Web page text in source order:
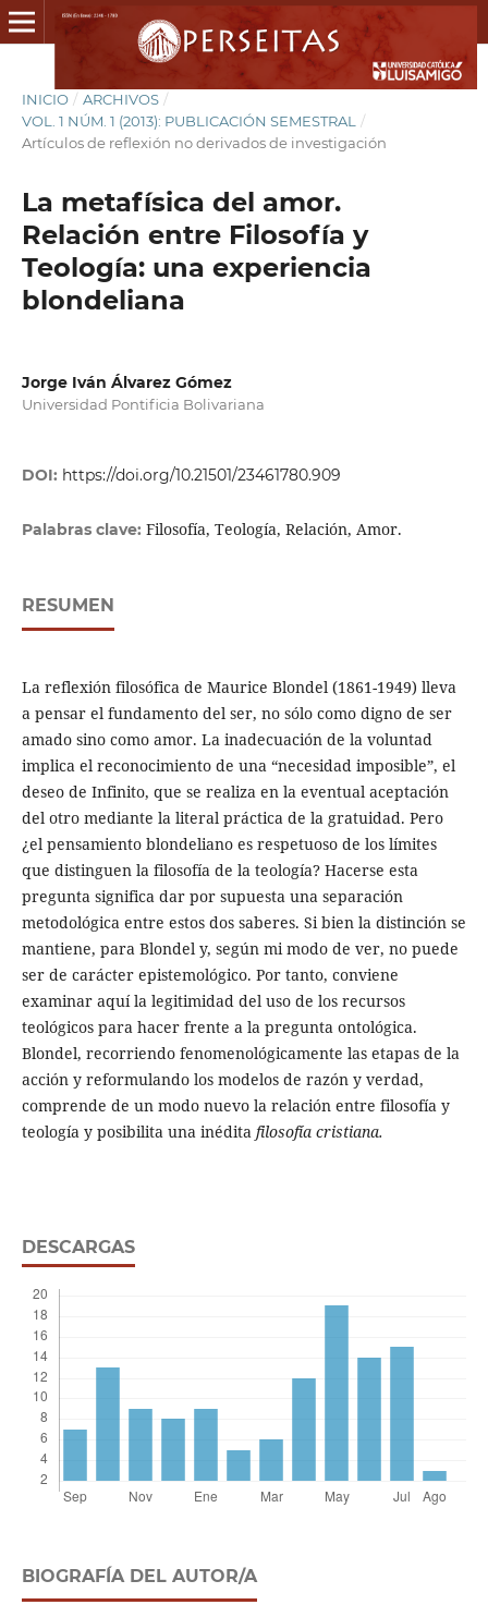
INICIO / ARCHIVOS /
VOL. 1 NÚM. 1 (2013): PUBLICACIÓN SEMESTRAL
/
Artículos de reflexión no derivados de investigación
La metafísica del amor.
Relación entre Filosofía y
Teología: una experiencia
blondeliana
Jorge Iván Álvarez Gómez
Universidad Pontificia Bolivariana
DOI: https://doi.org/10.21501/23461780.909
Palabras clave: Filosofía, Teología, Relación, Amor.
RESUMEN
La reflexión filosófica de Maurice Blondel (1861-1949) lleva
a pensar el fundamento del ser, no sólo como digno de ser
amado sino como amor. La inadecuación de la voluntad
implica el reconocimiento de una “necesidad imposible”, el
deseo de Infinito, que se realiza en la eventual aceptación
del otro mediante la literal práctica de la gratuidad. Pero
¿el pensamiento blondeliano es respetuoso de los límites
que distinguen la filosofía de la teología? Hacerse esta
pregunta significa dar por supuesta una separación
metodológica entre estos dos saberes. Si bien la distinción se
mantiene, para Blondel y, según mi modo de ver, no puede
ser de carácter epistemológico. Por tanto, conviene
examinar aquí la legitimidad del uso de los recursos
teológicos para hacer frente a la pregunta ontológica.
Blondel, recorriendo fenomenológicamente las etapas de la
acción y reformulando los modelos de razón y verdad,
comprende de un modo nuevo la relación entre filosofía y
teología y posibilita una inédita filosofía cristiana.
DESCARGAS
BIOGRAFÍA DEL AUTOR/A